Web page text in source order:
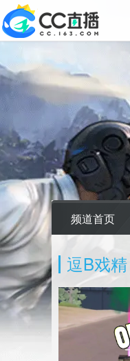
频道首页
逗B戏精